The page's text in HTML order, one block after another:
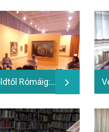
Németalföldtől Rómáig: Válogatás a Zichy-gyűjtemény legszebb festményeiből és szobraiból - 2014.06.13.